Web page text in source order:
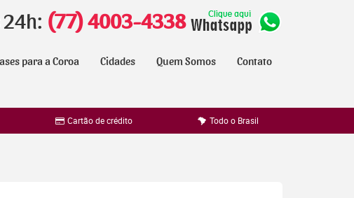
24h: (77) 4003-4338
para a Coroa Cidades Quem Somos Contato
Cartão de crédito Todo o Brasil